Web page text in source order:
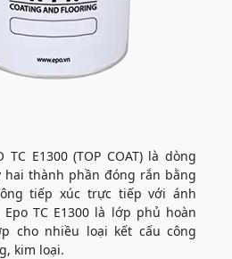
TC E1300 (TOP COAT) là dòng
hai thành phần đóng rắn bằng
tiếp xúc trực tiếp với ánh
TC E1300 là lớp phủ hoàn
cho nhiều loại kết cấu công
kim loại.